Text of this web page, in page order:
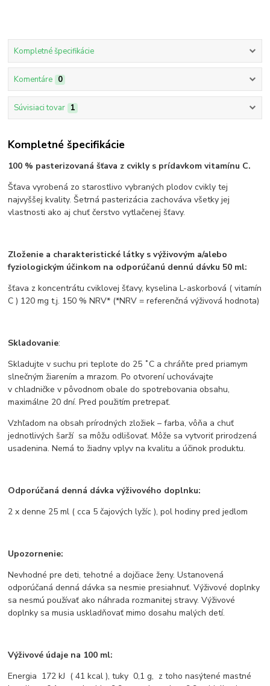
Kompletné špecifikácie
Komentáre 0
Súvisiaci tovar 1
Kompletné špecifikácie
100 % pasterizovaná šťava z cvikly s prídavkom vitamínu C.
Šťava vyrobená zo starostlivo vybraných plodov cvikly tej
najvyššej kvality. Šetrná pasterizácia zachováva všetky jej
vlastnosti ako aj chuť čerstvo vytlačenej šťavy.
Zloženie a charakteristické látky s výživovým a/alebo
fyziologickým účinkom na odporúčanú dennú dávku 50 ml:
šťava z koncentrátu cviklovej šťavy, kyselina L-askorbová ( vitamín
C ) 120 mg t.j. 150 % NRV* (*NRV = referenčná výživová hodnota)
Skladovanie:
Skladujte v suchu pri teplote do 25 ˚C a chráňte pred priamym
slnečným žiarením a mrazom. Po otvorení uchovávajte
v chladničke v pôvodnom obale do spotrebovania obsahu,
maximálne 20 dní. Pred použitím pretrepať.
Vzhľadom na obsah prírodných zložiek – farba, vôňa a chuť
jednotlivých šarží sa môžu odlišovať. Môže sa vytvoriť prirodzená
usadenina. Nemá to žiadny vplyv na kvalitu a účinok produktu.
Odporúčaná denná dávka výživového doplnku:
2 x denne 25 ml ( cca 5 čajových lyžíc ), pol hodiny pred jedlom
Upozornenie:
Nevhodné pre deti, tehotné a dojčiace ženy. Ustanovená
odporúčaná denná dávka sa nesmie presiahnuť. Výživové doplnky
sa nesmú používať ako náhrada rozmanitej stravy. Výživové
doplnky sa musia uskladňovať mimo dosahu malých detí.
Výživové údaje na 100 ml:
Energia 172 kJ ( 41 kcal ), tuky 0,1 g, z toho nasýtené mastné